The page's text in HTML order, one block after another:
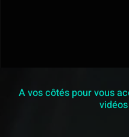
Contact
A vos côtés pour vous